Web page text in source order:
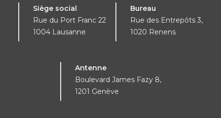
Siège social
Rue du Port Franc 22
1004 Lausanne
Bureau
Rue des Entrepôts 3,
1020 Renens
Antenne
Boulevard James Fazy 8,
1201 Genève